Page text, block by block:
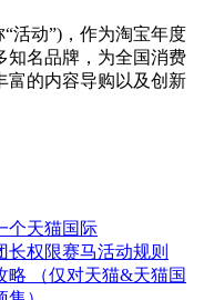
活动”)，作为淘宝年度
知名品牌，为全国消费
富的内容导购以及创新
个天猫国际
长权限赛马活动规则
略 （仅对天猫&天猫国